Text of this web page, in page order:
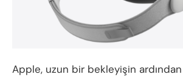
Apple, uzun bir bekleyişin